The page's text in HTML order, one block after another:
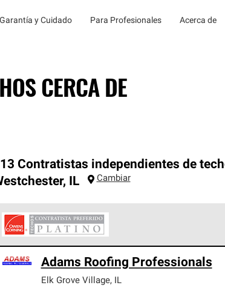
Garantía y Cuidado Para Profesionales Acerca de
CERCA DE
Contratistas independientes de
, IL Cambiar
cumplen con estándares estrictos de
ofrecer nuestra mejor garantía de sistemas de techos.
Adams Roofing Professionals
Elk Grove Village,
IL